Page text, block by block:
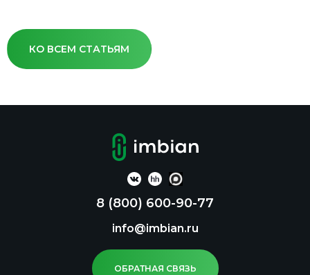
КО ВСЕМ СТАТЬЯМ
8 (800) 600-90-77
info@imbian.ru
ОБРАТНАЯ СВЯЗЬ